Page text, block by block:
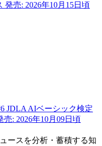
発売: 2026年10月15日頃
JDLA AIベーシック検定
売: 2026年10月09日頃
ースを分析・蓄積する知